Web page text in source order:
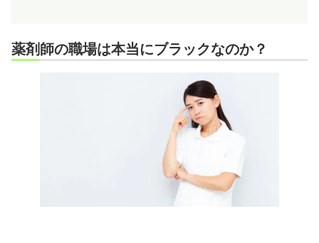
薬剤師の職場は本当にブラックなのか？